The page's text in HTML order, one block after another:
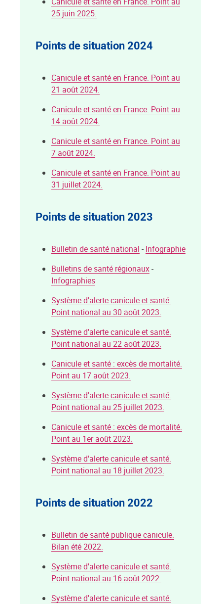
25 juin 2025.
Points de situation 2024
Canicule et santé en France. Point au
21 août 2024.
Canicule et santé en France. Point au
14 août 2024.
Canicule et santé en France. Point au
7 août 2024.
Canicule et santé en France. Point au
31 juillet 2024.
Points de situation 2023
Bulletin de santé national - Infographie
Bulletins de santé régionaux-
Infographies
Système d'alerte canicule et santé.
Point national au 30 août 2023.
Système d'alerte canicule et santé.
Point national au 22 août 2023.
Canicule et santé : excès de mortalité.
Point au 17 août 2023.
Système d'alerte canicule et santé.
Point national au 25 juillet 2023.
Canicule et santé : excès de mortalité.
Point au 1er août 2023.
Système d'alerte canicule et santé.
Point national au 18 juillet 2023.
Points de situation 2022
Bulletin de santé publique canicule.
Bilan été 2022.
Système d'alerte canicule et santé.
Point national au 16 août 2022.
Système d'alerte canicule et santé.